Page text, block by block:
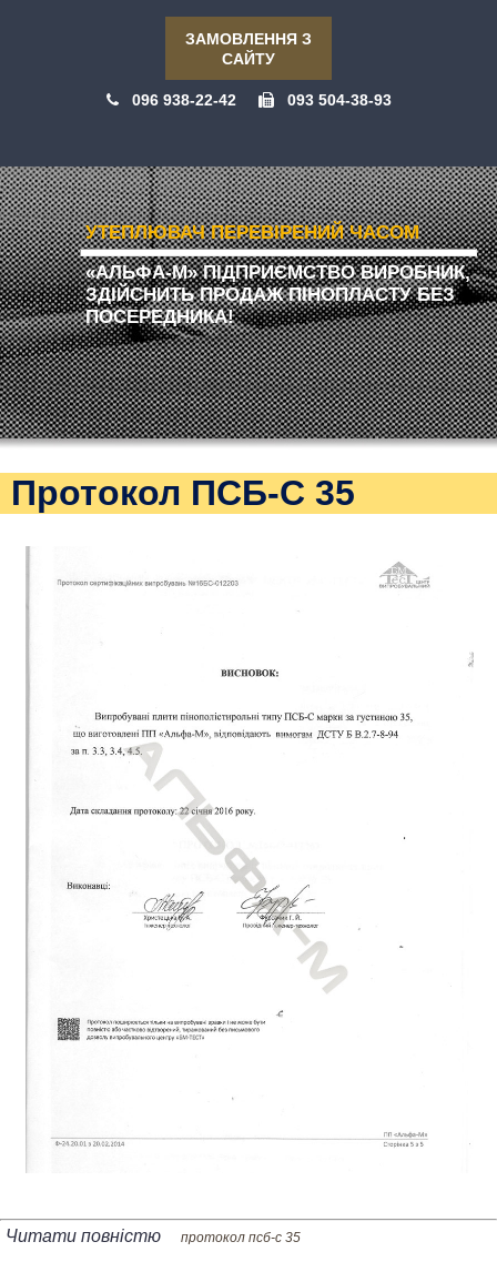
ЗАМОВЛЕННЯ З
САЙТУ
096 938-22-42 093 504-38-93
УТЕПЛЮВАЧ ПЕРЕВІРЕНИЙ ЧАСОМ
«АЛЬФА-М» ПІДПРИЄМСТВО ВИРОБНИК,
ЗДІЙСНИТЬ ПРОДАЖ ПІНОПЛАСТУ БЕЗ
ПОСЕРЕДНИКА!
Протокол ПСБ-С 35
Читати повністю протокол псб-с 35